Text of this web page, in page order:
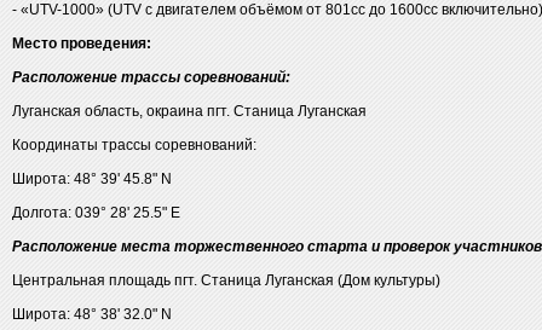
- «UTV-1000» (UTV с двигателем объёмом от 801сс до 1600сс включительно)
Место проведения:
Расположение трассы соревнований:
Луганская область, окраина пгт. Станица Луганская
Координаты трассы соревнований:
Широта: 48° 39' 45.8" N
Долгота: 039° 28' 25.5" E
Расположение места торжественного старта и проверок
Центральная площадь пгт. Станица Луганская (Дом культуры)
Широта: 48° 38' 32.0" N